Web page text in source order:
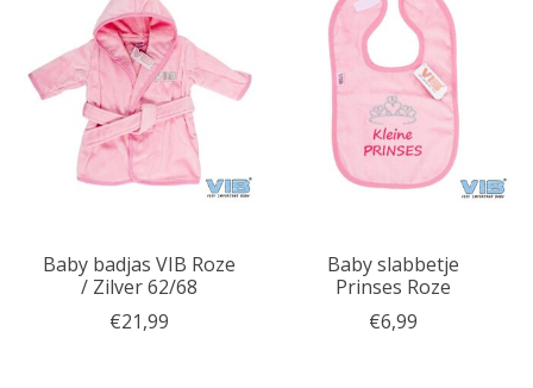
Baby badjas VIB Roze
/ Zilver 62/68
€21,99
Baby slabbetje
Prinses Roze
€6,99